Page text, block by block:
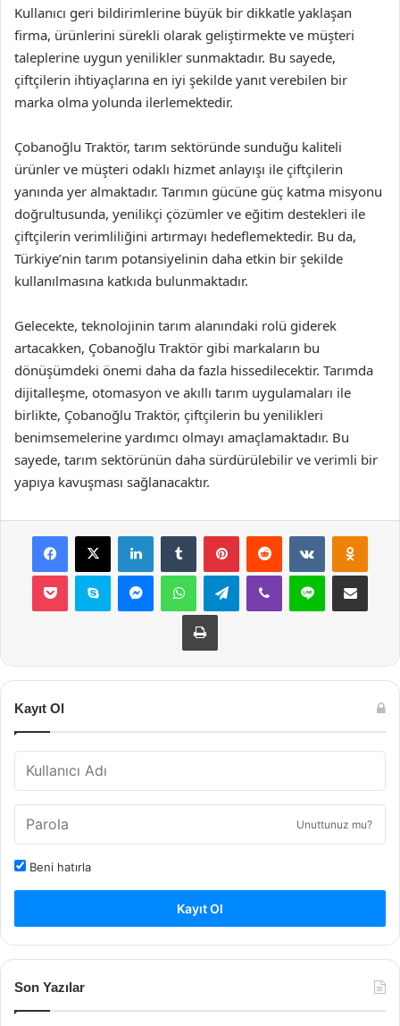
Kullanıcı geri bildirimlerine büyük bir dikkatle yaklaşan
firma, ürünlerini sürekli olarak geliştirmekte ve müşteri
taleplerine uygun yenilikler sunmaktadır. Bu sayede,
çiftçilerin ihtiyaçlarına en iyi şekilde yanıt verebilen bir
marka olma yolunda ilerlemektedir.
Çobanoğlu Traktör, tarım sektöründe sunduğu kaliteli
ürünler ve müşteri odaklı hizmet anlayışı ile çiftçilerin
yanında yer almaktadır. Tarımın gücüne güç katma misyonu
doğrultusunda, yenilikçi çözümler ve eğitim destekleri ile
çiftçilerin verimliliğini artırmayı hedeflemektedir. Bu da,
Türkiye’nin tarım potansiyelinin daha etkin bir şekilde
kullanılmasına katkıda bulunmaktadır.
Gelecekte, teknolojinin tarım alanındaki rolü giderek
artacakken, Çobanoğlu Traktör gibi markaların bu
dönüşümdeki önemi daha da fazla hissedilecektir. Tarımda
dijitalleşme, otomasyon ve akıllı tarım uygulamaları ile
birlikte, Çobanoğlu Traktör, çiftçilerin bu yenilikleri
benimsemelerine yardımcı olmayı amaçlamaktadır. Bu
sayede, tarım sektörünün daha sürdürülebilir ve verimli bir
yapıya kavuşması sağlanacaktır.
Facebook
X LinkedInTumblr PinterestReddit VKontakte
Pocket Skype MessengerWhatsAppTelegramViber Line E-Posta ile
Yazdır
Kayıt Ol
Unuttunuz mu?
Beni hatırla
Kayıt Ol
Son Yazılar